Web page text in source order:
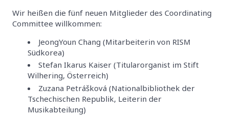
Wir heißen die fünf neuen Mitglieder des Coordinating
Committee willkommen:
JeongYoun Chang (Mitarbeiterin von RISM
Südkorea)
Stefan Ikarus Kaiser (Titularorganist im Stift
Wilhering, Österreich)
Zuzana Petrášková (Nationalbibliothek der
Tschechischen Republik, Leiterin der
Musikabteilung)